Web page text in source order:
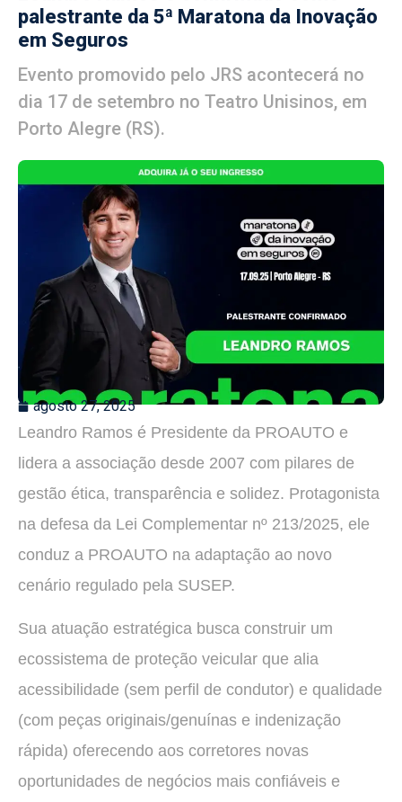
palestrante da 5ª Maratona da Inovação
em Seguros
Evento promovido pelo JRS acontecerá no
dia 17 de setembro no Teatro Unisinos, em
Porto Alegre (RS).
agosto 27, 2025
Leandro Ramos é Presidente da PROAUTO e
lidera a associação desde 2007 com pilares de
gestão ética, transparência e solidez. Protagonista
na defesa da Lei Complementar nº 213/2025, ele
conduz a PROAUTO na adaptação ao novo
cenário regulado pela SUSEP.
Sua atuação estratégica busca construir um
ecossistema de proteção veicular que alia
acessibilidade (sem perfil de condutor) e qualidade
(com peças originais/genuínas e indenização
rápida) oferecendo aos corretores novas
oportunidades de negócios mais confiáveis e